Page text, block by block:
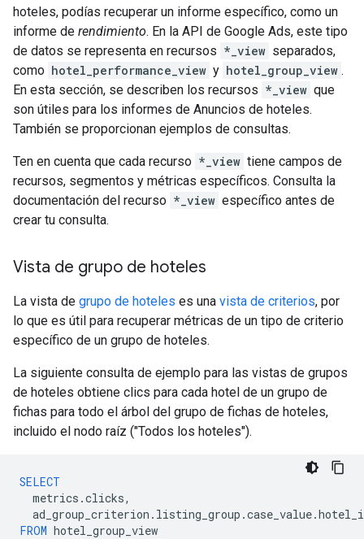
hoteles, podías recuperar un informe específico, como un
informe de rendimiento. En la API de Google Ads, este tipo
de datos se representa en recursos *_view separados,
como hotel_performance_view y hotel_group_view .
En esta sección, se describen los recursos *_view que
son útiles para los informes de Anuncios de hoteles.
También se proporcionan ejemplos de consultas.
Ten en cuenta que cada recurso *_view tiene campos de
recursos, segmentos y métricas específicos. Consulta la
documentación del recurso *_view específico antes de
crear tu consulta.
Vista de grupo de hoteles
La vista de grupo de hoteles es una vista de criterios, por
lo que es útil para recuperar métricas de un tipo de criterio
específico de un grupo de hoteles.
La siguiente consulta de ejemplo para las vistas de grupos
de hoteles obtiene clics para cada hotel de un grupo de
fichas para todo el árbol del grupo de fichas de hoteles,
incluido el nodo raíz ("Todos los hoteles").
SELECT
metrics .clicks,
ad_group_criterion . listing_group .case_value.
FROM hotel_group_view